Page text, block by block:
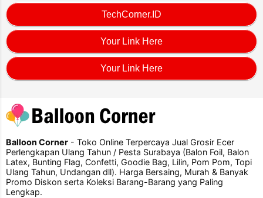
TechCorner.ID
Your Link Here
Your Link Here
Balloon Corner - Toko Online Terpercaya Jual Grosir Ecer
Perlengkapan Ulang Tahun / Pesta Surabaya (Balon Foil, Balon
Latex, Bunting Flag, Confetti, Goodie Bag, Lilin, Pom Pom, Topi
Ulang Tahun, Undangan dll). Harga Bersaing, Murah & Banyak
Promo Diskon serta Koleksi Barang-Barang yang Paling
Lengkap.